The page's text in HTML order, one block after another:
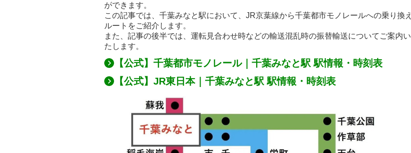
ができます。
この記事では、千葉みなと駅において、JR京葉線から千葉都市モノレールへの乗り換え
ルートをご紹介します。
また、記事の後半では、運転見合わせ時などの輸送混乱時の振替輸送についてご案内い
たします。
【公式】千葉都市モノレール｜千葉みなと駅 駅情報・時刻表
【公式】JR東日本｜千葉みなと駅 駅情報・時刻表